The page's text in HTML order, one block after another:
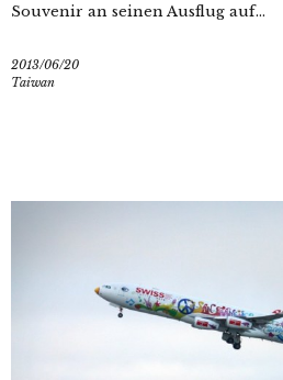
Souvenir an seinen Ausflug auf...
2013/06/20
Taiwan